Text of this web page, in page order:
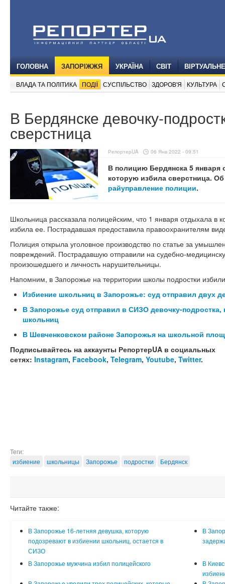
ГОЛОВНА ЗАПОРІЖЖЯ УКРАЇНА СВІТ
ВЛАДА ТА ПОЛІТИКА ПОДІЇ СУСПІЛЬСТВО ЗДОРОВ'Я КУЛЬТУРА
В Бердянске девочку-
сверстница
РепортерUA 06 Янв 2022 - 09:51
В полицию Бердянска 5 января
которую избила сверстница.
райуправление полиции.
Школьница рассказала полицейским, что 1 января отдыхала в
избила ее. Пострадавшая предоставила правоохранителям
Полиция открыла уголовное производство по статье за
повреждений. Пострадавшую отправили на судебно-
произошедшего и личность нарушительницы.
Напомним, в Запорожье на территории школы подростки
Избиение школьниц в Запорожье: суд отправил двух
В Запорожье суд отправил в СИЗО девочку-подростка,
школьниц
В Шевченковском районе Запорожья на школьной
Подписывайтесь на аккаунты РепортерUA в социальных
сетях: Instagram, Facebook, Telegram, Youtube, Twitter.
Теги:
избиение
школьницы Запорожье подростки Бердянск
Читайте также:
В Запорожье 16-летняя девушка, которую
подозревают в избиении школьниц, остается в
СИЗО
В
В Запорожье мужчина избил полицейского
В